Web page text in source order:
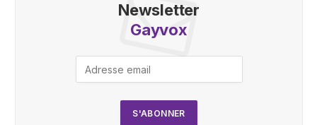
Newsletter
Gayvox